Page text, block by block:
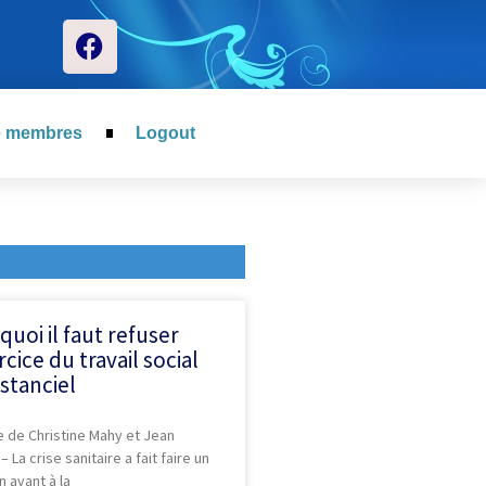
membres Logout
il faut refuser
du travail social
de Christine Mahy et Jean
La crise sanitaire a fait faire un
avant à la